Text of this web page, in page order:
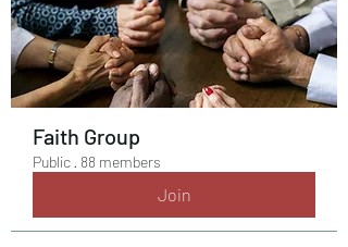
Faith Group
Public · 88 members
Join